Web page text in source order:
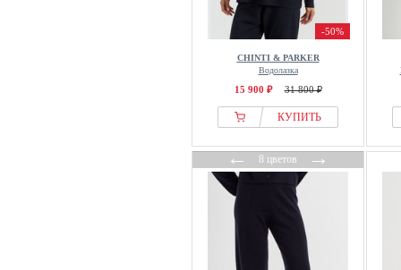
-50%
CHINTI & PARKER
Водолазка
15 900 ₽ 31 800 ₽
КУПИТЬ
←8 цветов→